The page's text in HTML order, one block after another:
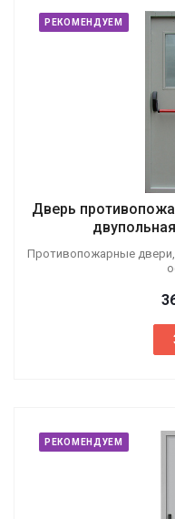
РЕКОМЕНДУЕМ
Дверь
Противопожарные двери,
РЕКОМЕНДУЕМ